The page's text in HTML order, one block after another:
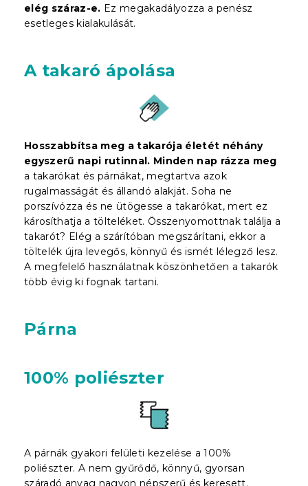
elég száraz-e. Ez megakadályozza a penész
esetleges kialakulását.
A takaró ápolása
Hosszabbítsa meg a takarója életét néhány
egyszerű napi rutinnal. Minden nap rázza meg
a takarókat és párnákat, megtartva azok
rugalmasságát és állandó alakját. Soha ne
porszívózza és ne ütögesse a takarókat, mert ez
károsíthatja a tölteléket. Összenyomottnak találja a
takarót? Elég a szárítóban megszárítani, ekkor a
töltelék újra levegős, könnyű és ismét lélegző lesz.
A megfelelő használatnak köszönhetően a takarók
több évig ki fognak tartani.
Párna
100% poliészter
A párnák gyakori felületi kezelése a 100%
poliészter. A nem gyűrődő, könnyű, gyorsan
száradó anyag nagyon népszerű és keresett.